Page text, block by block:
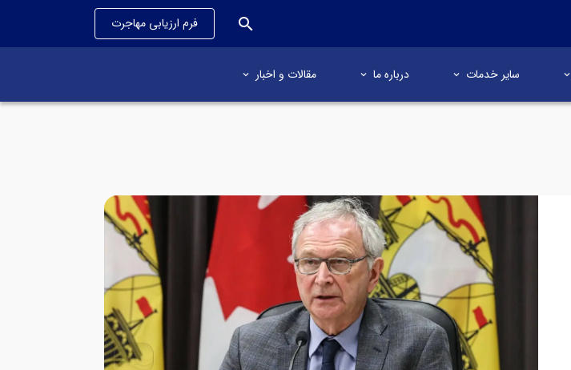
فرم ارزیابی مهاجرت search
سایر خدمات درباره ما مقالات و اخبار